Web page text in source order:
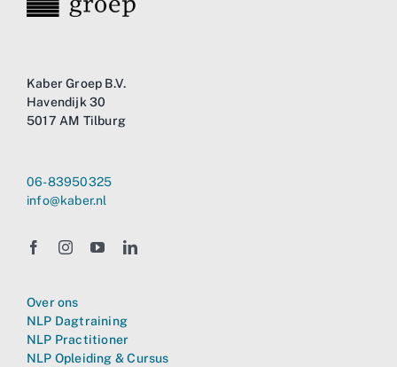
Kaber Groep B.V.
Havendijk 30
5017 AM Tilburg
06-83950325
info@kaber.nl
Over ons
NLP Dagtraining
NLP Practitioner
NLP Opleiding & Cursus